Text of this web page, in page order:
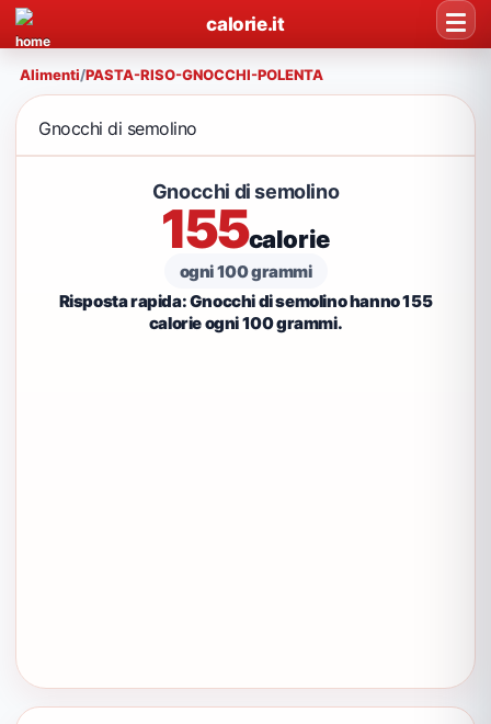
calorie.it
Alimenti/PASTA-RISO-GNOCCHI-POLENTA
Gnocchi di semolino
Gnocchi di semolino
155calorie
ogni 100 grammi
Risposta rapida: Gnocchi di semolino hanno 155
calorie ogni 100 grammi.